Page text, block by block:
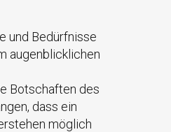
und Bedürfnisse
augenblicklichen
Botschaften des
dass ein
möglich